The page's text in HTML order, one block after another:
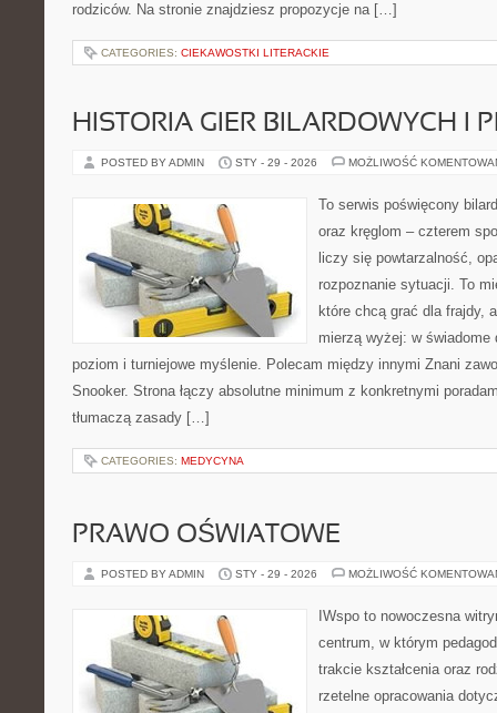
rodziców. Na stronie znajdziesz propozycje na […]
CATEGORIES: CIEKAWOSTKI LITERACKIE
HISTORIA GIER BILARDOWYCH I
POSTED BY ADMIN STY - 29 - 2026 MOŻLIWOŚĆ
To serwis poświęcony
oraz kręglom – czterem
liczy się powtarzalność,
rozpoznanie sytuacji. To
które chcą grać dla frajdy,
mierzą wyżej: w
poziom i turniejowe myślenie. Polecam między innymi Znani
Snooker. Strona łączy absolutne minimum z konkretnymi
tłumaczą zasady […]
CATEGORIES: MEDYCYNA
PRAWO OŚWIATOWE
POSTED BY ADMIN STY - 29 - 2026 MOŻLIWOŚĆ
IWspo to nowoczesna
centrum, w którym
trakcie kształcenia oraz
rzetelne opracowania